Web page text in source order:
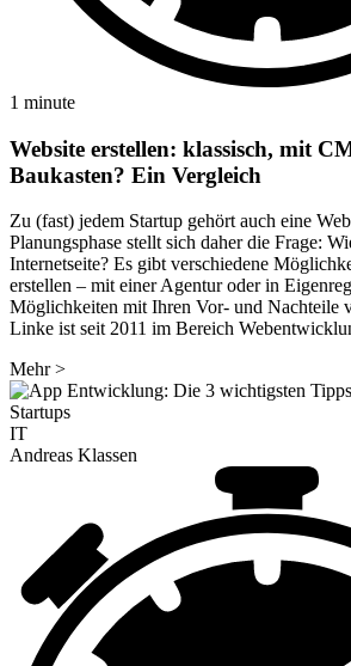
1 minute
Website erstellen: klassisch, mit
Baukasten? Ein Vergleich
Zu (fast) jedem Startup gehört auch eine
Planungsphase stellt sich daher die Frage:
Internetseite? Es gibt verschiedene
erstellen – mit einer Agentur oder in
Möglichkeiten mit Ihren Vor- und Nachteile
Linke ist seit 2011 im Bereich
Mehr>
IT
Andreas Klassen